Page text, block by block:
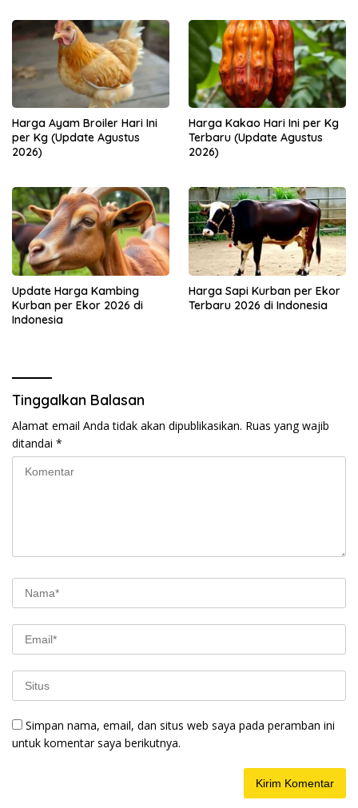
Harga Ayam Broiler Hari Ini
per Kg (Update Agustus
2026)
Harga Kakao Hari Ini per Kg
Terbaru (Update Agustus
2026)
Update Harga Kambing
Kurban per Ekor 2026 di
Indonesia
Harga Sapi Kurban per Ekor
Terbaru 2026 di Indonesia
Tinggalkan Balasan
Alamat email Anda tidak akan dipublikasikan. Ruas yang wajib
ditandai *
Simpan nama, email, dan situs web saya pada peramban ini
untuk komentar saya berikutnya.